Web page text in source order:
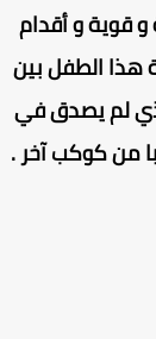
قوية و أقدام
هذا الطفل بين
لم يصدق في
من كوكب آخر .